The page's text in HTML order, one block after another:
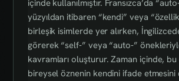
içinde kullanılmıştır. Fransızca’da
yüzyıldan itibaren “kendi” veya
birleşik isimlerde yer alırken,
görerek “self‑” veya “auto‑”
kavramları oluşturur. Zaman içinde, bu
bireysel öznenin kendini ifade etmesini